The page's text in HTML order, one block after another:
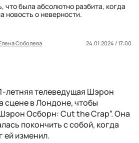
что была абсолютно разбита, когда
новость о неверности.
Соболева
24.01.2024 / 17:00
летняя телеведущая Шэрон
сцене в Лондоне, чтобы
Осборн: Cut the Crap”. Она
покончить с собой, когда
ей изменил.